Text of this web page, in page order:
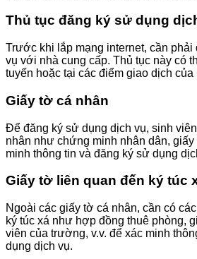
Thủ tục đăng ký sử dụng
Trước khi lắp mạng internet, cần phải
vụ với nhà cung cấp. Thủ tục này có
tuyến hoặc tại các điểm giao dịch của
Giấy tờ cá nhân
Để đăng ký sử dụng dịch vụ, sinh
nhân như chứng minh nhân dân, giấy
minh thông tin và đăng ký sử dụng
Giấy tờ liên quan đến ký túc
Ngoài các giấy tờ cá nhân, cần có
ký túc xá như hợp đồng thuê phòng,
viên của trường, v.v. để xác minh
dụng dịch vụ.